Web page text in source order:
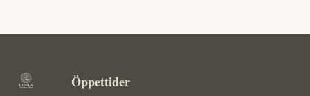
Öppettider